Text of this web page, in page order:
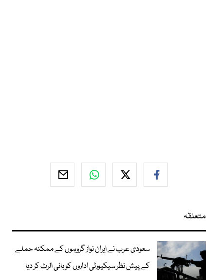
متعلقہ
سعودی عرب نے ایران نواز گروہوں کے ممکنہ حملے
کے پیش نظر سیکیورٹی اداروں کو ہائی الرٹ کر دیا